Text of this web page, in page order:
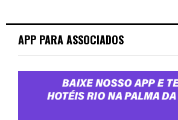
APP PARA ASSOCIADOS